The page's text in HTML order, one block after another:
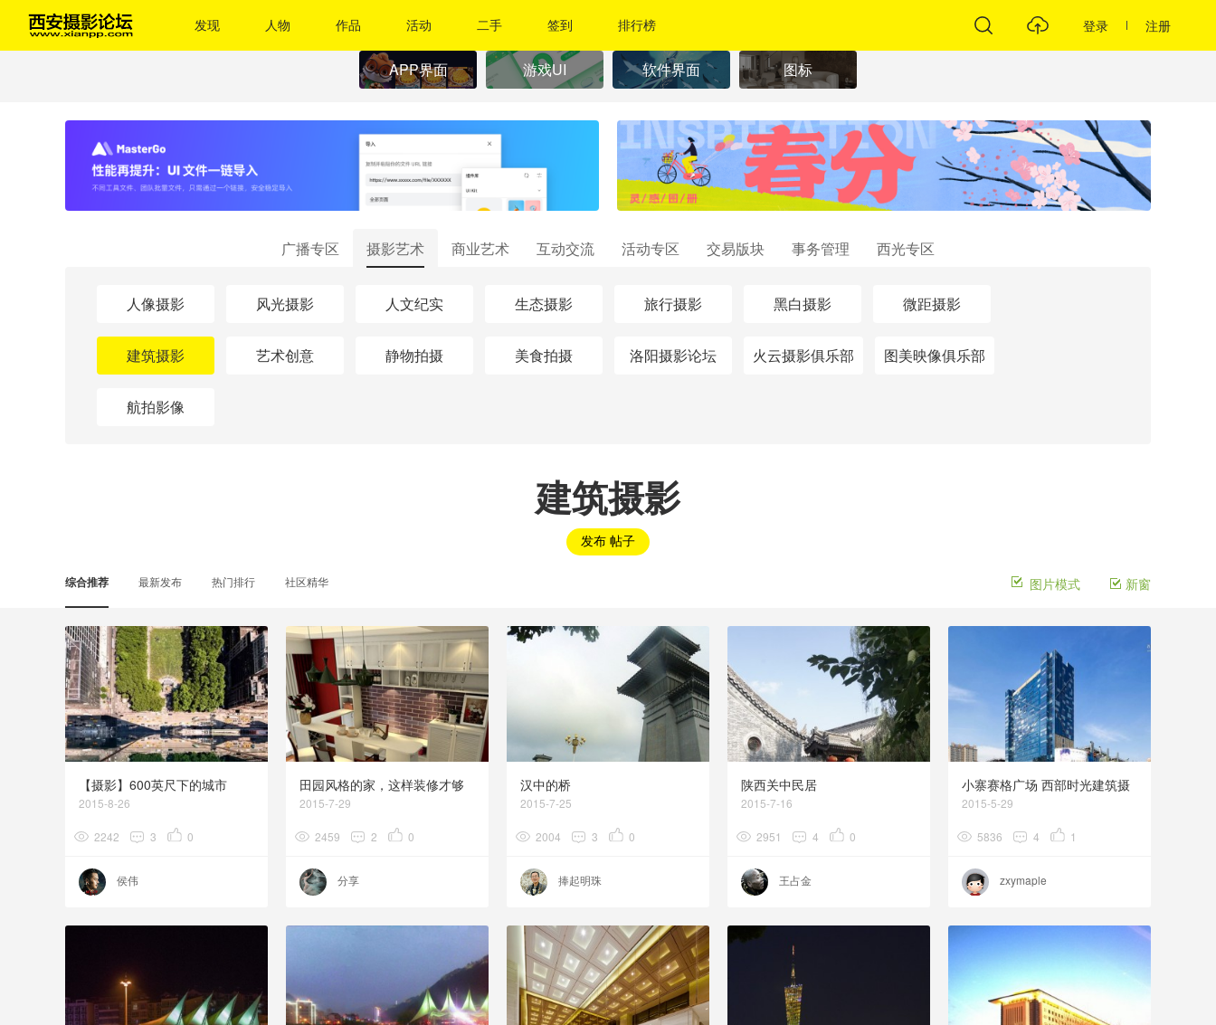
发现 人物 作品 活动 二手 签到 排行榜 登录 注册
APP界面 游戏UI 软件界面 图标
广播专区 摄影艺术 商业艺术 互动交流 活动专区 交易版块 事务管理 西光专区
人像摄影 风光摄影 人文纪实 生态摄影 旅行摄影 黑白摄影 微距摄影
建筑摄影 艺术创意 静物拍摄 美食拍摄 洛阳摄影论坛 火云摄影俱乐部 图美映像俱乐部
航拍影像
建筑摄影
发布 帖子
综合推荐 最新发布 热门排行 社区精华 新窗
图片模式
【摄影】600英尺下的城市
2015-8-26
2242 3 0
侯伟
田园风格的家，这样装修才够
浪漫！
2015-7-29
2459 2 0
分享
汉中的桥
2015-7-25
2004 3 0
捧起明珠
陕西关中民居
2015-7-16
2951 4 0
王占金
小寨赛格广场 西部时光建筑摄
影 西安拍建筑
2015-5-29
5836 4 1
zxymaple